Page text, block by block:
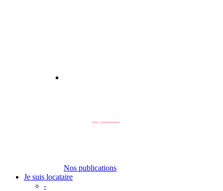
Nos publications
Je suis locataire
-